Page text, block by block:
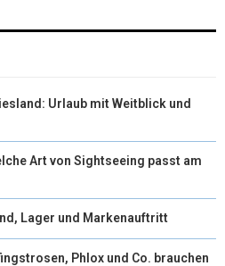
Urlaub mit Weitblick und
Art von Sightseeing passt am
Lager und Markenauftritt
Phlox und Co. brauchen